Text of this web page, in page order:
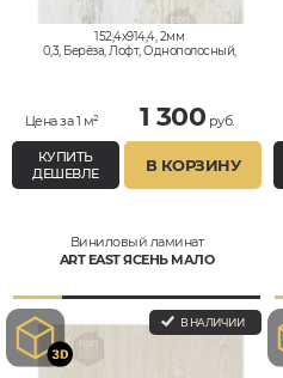
152,4x914,4, 2мм
0,3, Берёза, Лофт, Однополосный,
Цена за 1 м² 1 300 руб.
КУПИТЬ
ДЕШЕВЛЕ
В КОРЗИНУ
Виниловый ламинат
ART EAST ЯСЕНЬ МАЛО
В НАЛИЧИИ